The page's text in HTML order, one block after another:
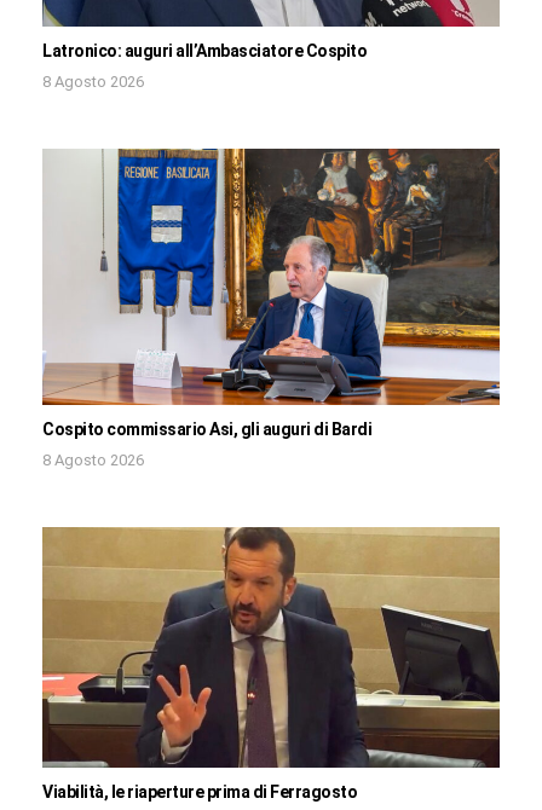
Latronico: auguri all’Ambasciatore Cospito
8 Agosto 2026
Cospito commissario Asi, gli auguri di Bardi
8 Agosto 2026
Viabilità, le riaperture prima di Ferragosto